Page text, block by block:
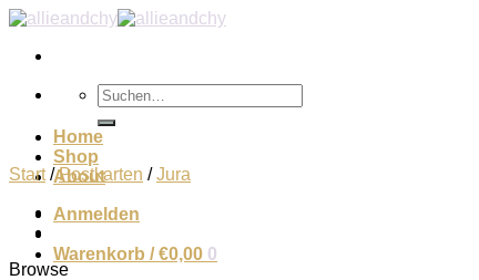
Zum
springen
Suchen
nach:
Home
Shop
About
Anmelden
Warenkorb /€0,00 0
Start / Postkarten / Jura
Browse